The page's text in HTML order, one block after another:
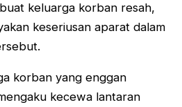
keluarga korban resah,
keseriusan aparat dalam
korban yang enggan
kecewa lantaran